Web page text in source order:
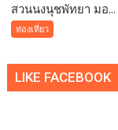
สวนนงนุชพัทยา มอ...
ท่องเที่ยว
LIKE FACEBOOK